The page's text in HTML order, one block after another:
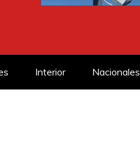
Interior Nacionales